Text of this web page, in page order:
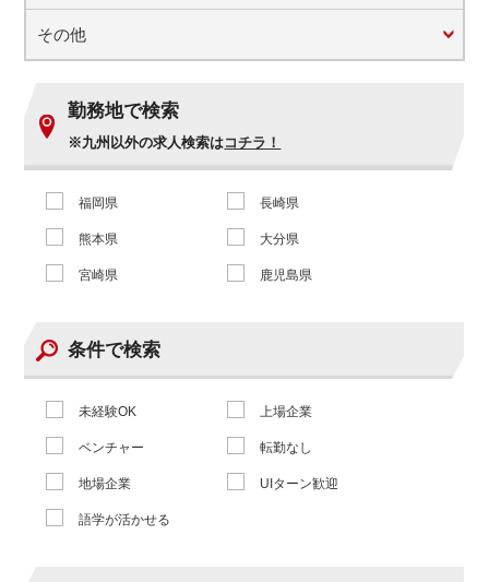
その他
勤務地で検索
※九州以外の求人検索はコチラ！
福岡県 長崎県
熊本県 大分県
宮崎県 鹿児島県
条件で検索
未経験OK 上場企業
ベンチャー 転勤なし
地場企業 UIターン歓迎
語学が活かせる